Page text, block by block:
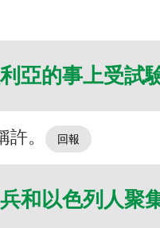
亞的事上受試
許。
和以色列人聚